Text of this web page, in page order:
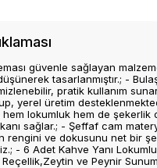
güvenle sağlayan
düşünerek tasarlanmıştır.; -
pratik kullanım
yerel üretim
lokumluk hem de şekerlik
sağlar.; - Şeffaf cam
rengini ve dokusunu net bir
- 6 Adet Kahve Yanı
Reçellik,Zeytin ve Peynir